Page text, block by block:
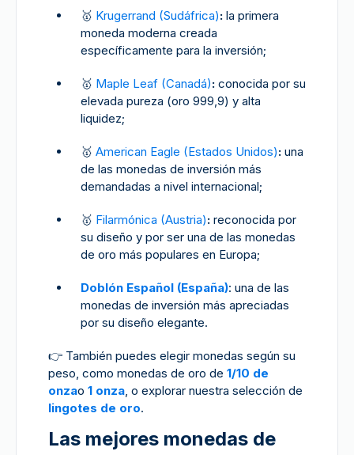
🥇 Krugerrand (Sudáfrica): la primera
moneda moderna creada
específicamente para la inversión;
🥇 Maple Leaf (Canadá): conocida por su
elevada pureza (oro 999,9) y alta
liquidez;
🥇 American Eagle (Estados Unidos): una
de las monedas de inversión más
demandadas a nivel internacional;
🥇 Filarmónica (Austria): reconocida por
su diseño y por ser una de las monedas
de oro más populares en Europa;
Doblón Español (España): una de las
monedas de inversión más apreciadas
por su diseño elegante.
👉 También puedes elegir monedas según su
peso, como monedas de oro de 1/10 de
onzao 1 onza, o explorar nuestra selección de
lingotes de oro.
Las mejores monedas de